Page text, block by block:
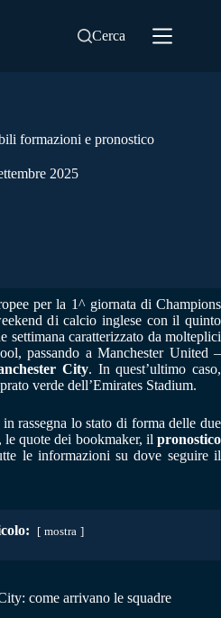
Cerca
formazioni e pronostico
2025
per la 1^ giornata di Champions
di calcio inglese con il quinto
settimana caratterizzato da molteplici
passando a Manchester United –
City. In quest’ultimo caso,
verde dell’Emirates Stadium.
rassegna lo stato di forma delle due
quote dei bookmaker, il pronostico
le informazioni su dove seguire il
mostra
come arrivano le squadre